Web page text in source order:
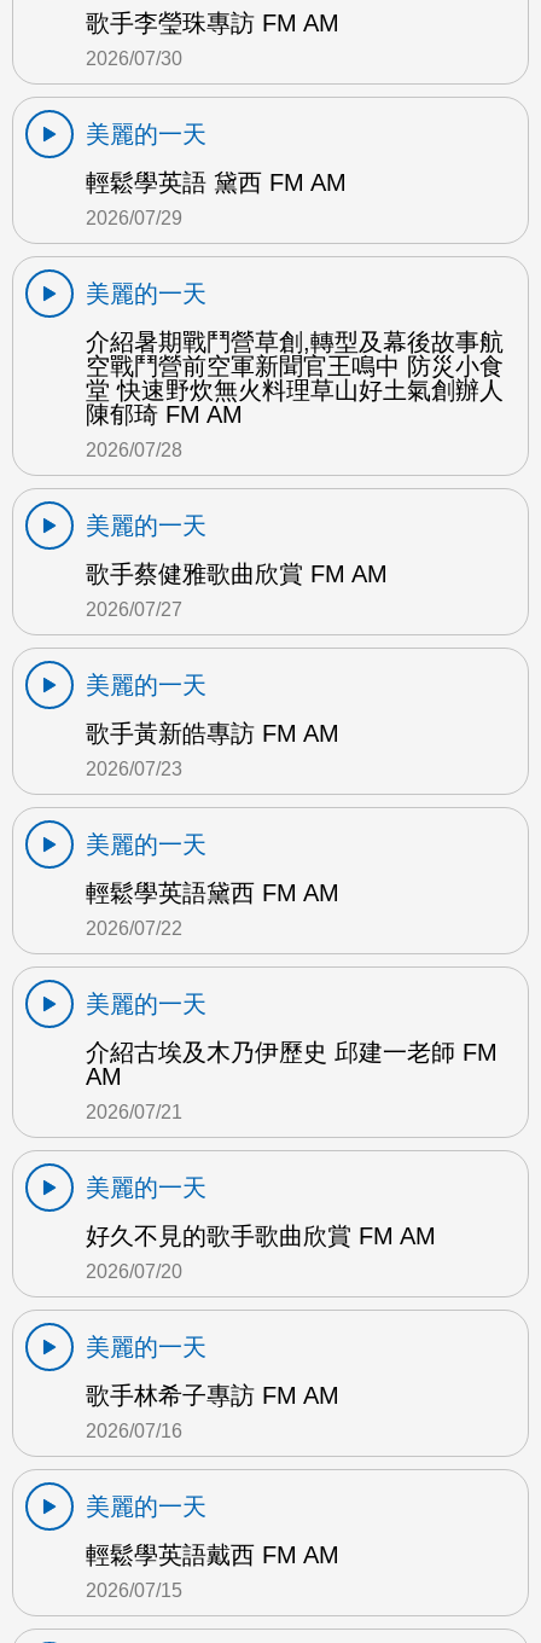
歌手李瑩珠專訪 FM AM
2026/07/30
美麗的一天
輕鬆學英語 黛西 FM AM
2026/07/29
美麗的一天
介紹暑期戰鬥營草創,轉型及幕後故事航
空戰鬥營前空軍新聞官王鳴中 防災小食
堂 快速野炊無火料理草山好土氣創辦人
陳郁琦 FM AM
2026/07/28
美麗的一天
歌手蔡健雅歌曲欣賞 FM AM
2026/07/27
美麗的一天
歌手黃新皓專訪 FM AM
2026/07/23
美麗的一天
輕鬆學英語黛西 FM AM
2026/07/22
美麗的一天
介紹古埃及木乃伊歷史 邱建一老師 FM
AM
2026/07/21
美麗的一天
好久不見的歌手歌曲欣賞 FM AM
2026/07/20
美麗的一天
歌手林希子專訪 FM AM
2026/07/16
美麗的一天
輕鬆學英語戴西 FM AM
2026/07/15